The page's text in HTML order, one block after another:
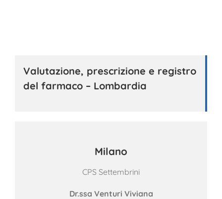
Valutazione, prescrizione e registro
del farmaco – Lombardia
Milano
CPS Settembrini
Dr.ssa Venturi Viviana